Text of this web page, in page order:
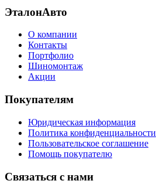
ЭталонАвто
О компании
Контакты
Портфолио
Шиномонтаж
Акции
Покупателям
Юридическая информация
Политика конфиденциальности
Пользовательское соглашение
Помощь покупателю
Связаться с нами